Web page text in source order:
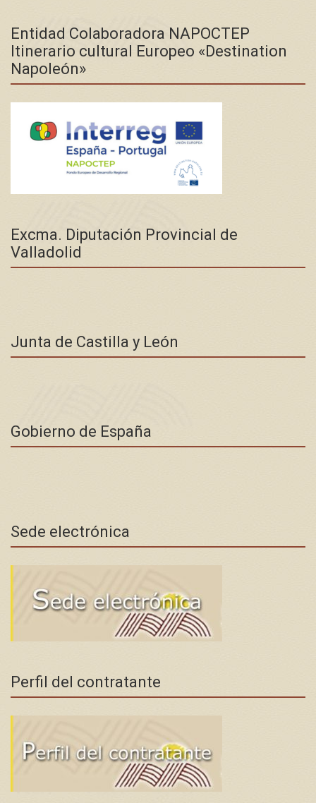
Entidad Colaboradora NAPOCTEP
Itinerario cultural Europeo «Destination
Napoleón»
Excma. Diputación Provincial de
Valladolid
Junta de Castilla y León
Gobierno de España
Sede electrónica
Perfil del contratante